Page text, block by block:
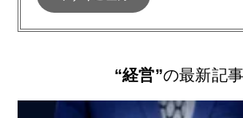
“経営”の最新記事